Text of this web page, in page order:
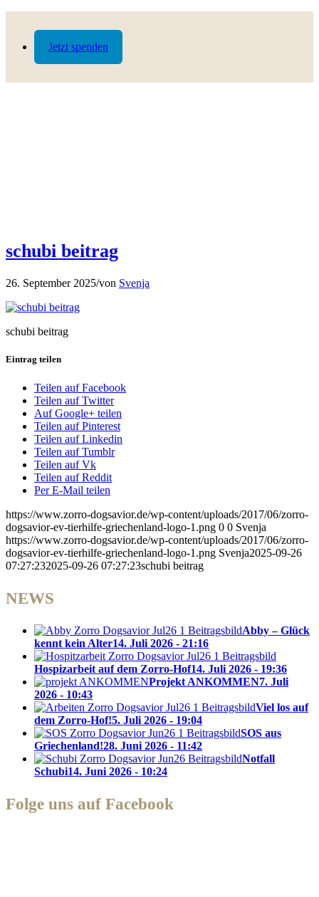
Jetzt spenden
schubi beitrag
26. September 2025/von Svenja
schubi beitrag
Eintrag teilen
Teilen auf Facebook
Teilen auf Twitter
Auf Google+ teilen
Teilen auf Pinterest
Teilen auf Linkedin
Teilen auf Tumblr
Teilen auf Vk
Teilen auf Reddit
Per E-Mail teilen
https://www.zorro-dogsavior.de/wp-content/uploads/2017/06/zorro-
dogsavior-ev-tierhilfe-griechenland-logo-1.png 0 0 Svenja
https://www.zorro-dogsavior.de/wp-content/uploads/2017/06/zorro-
dogsavior-ev-tierhilfe-griechenland-logo-1.png Svenja2025-09-26
07:27:232025-09-26 07:27:23schubi beitrag
NEWS
Abby – Glück
kennt kein Alter14. Juli 2026 - 21:16
Hospizarbeit auf dem Zorro-Hof14. Juli 2026 - 19:36
Projekt ANKOMMEN7. Juli
2026 - 10:43
Viel los auf
dem Zorro-Hof!5. Juli 2026 - 19:04
SOS aus
Griechenland!28. Juni 2026 - 11:42
Notfall
Schubi14. Juni 2026 - 10:24
Folge uns auf Facebook